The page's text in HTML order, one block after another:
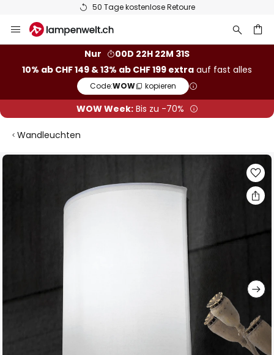
50 Tage kostenlose Retoure
Inhalt
Nur
00D 22H 22M 31S
10% ab CHF 149 & 13% ab CHF 199 extra auf fast alles
Code:WOW kopieren
WOW Week:Bis zu -70%
Wandleuchten
Zum